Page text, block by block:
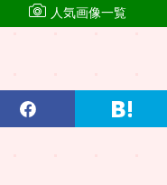
人気画像一覧